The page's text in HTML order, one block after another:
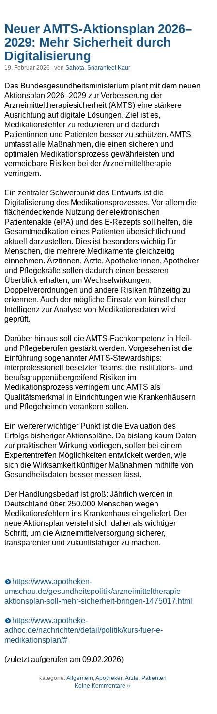
Neuer AMTS-Aktionsplan 2026–
2029: Mehr Sicherheit durch
Digitalisierung
19. Februar 2026 | von Sahota, Sharanjeet Kaur
Das Bundesgesundheitsministerium plant mit dem neuen
Aktionsplan 2026–2029 zur Verbesserung der
Arzneimitteltherapiesicherheit (AMTS) eine stärkere
Ausrichtung auf digitale Lösungen. Ziel ist es,
Medikationsfehler zu reduzieren und dadurch
Patientinnen und Patienten besser zu schützen. AMTS
umfasst alle Maßnahmen, die einen sicheren und
optimalen Medikationsprozess gewährleisten und
vermeidbare Risiken bei der Arzneimitteltherapie
verringern.
Ein zentraler Schwerpunkt des Entwurfs ist die
Digitalisierung des Medikationsprozesses. Vor allem die
flächendeckende Nutzung der elektronischen
Patientenakte (ePA) und des E-Rezepts soll helfen, die
Gesamtmedikation eines Patienten übersichtlich und
aktuell darzustellen. Dies ist besonders wichtig für
Menschen, die mehrere Medikamente gleichzeitig
einnehmen. Ärztinnen, Ärzte, Apothekerinnen, Apotheker
und Pflegekräfte sollen dadurch einen besseren
Überblick erhalten, um Wechselwirkungen,
Doppelverordnungen und andere Risiken frühzeitig zu
erkennen. Auch der mögliche Einsatz von künstlicher
Intelligenz zur Analyse von Medikationsdaten wird
geprüft.
Darüber hinaus soll die AMTS-Fachkompetenz in Heil-
und Pflegeberufen gestärkt werden. Vorgesehen ist die
Einführung sogenannter AMTS-Stewardships:
interprofessionell besetzter Teams, die institutions- und
berufsgruppenübergreifend Risiken im
Medikationsprozess verringern und AMTS als
Qualitätsmerkmal in Einrichtungen wie Krankenhäusern
und Pflegeheimen verankern sollen.
Ein weiterer wichtiger Punkt ist die Evaluation des
Erfolgs bisheriger Aktionspläne. Da bislang kaum Daten
zur praktischen Wirkung vorliegen, sollen bei einem
Expertentreffen Möglichkeiten entwickelt werden, wie
sich die Wirksamkeit künftiger Maßnahmen mithilfe von
Gesundheitsdaten besser messen lässt.
Der Handlungsbedarf ist groß: Jährlich werden in
Deutschland über 250.000 Menschen wegen
Medikationsfehlern ins Krankenhaus eingeliefert. Der
neue Aktionsplan versteht sich daher als wichtiger
Schritt, um die Arzneimittelversorgung sicherer,
transparenter und zukunftsfähiger zu machen.
https://www.apotheken-
umschau.de/gesundheitspolitik/arzneimitteltherapie-
aktionsplan-soll-mehr-sicherheit-bringen-1475017.html
https://www.apotheke-
adhoc.de/nachrichten/detail/politik/kurs-fuer-e-
medikationsplan/#
(zuletzt aufgerufen am 09.02.2026)
Kategorie:Allgemein,Apotheker,Ärzte, Patienten
Keine Kommentare »